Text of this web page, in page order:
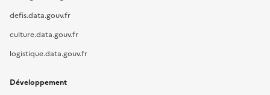
defis.data.gouv.fr
culture.data.gouv.fr
logistique.data.gouv.fr
Développement